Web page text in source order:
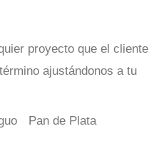
proyecto que el cliente
ajustándonos a tu
Pan de Plata